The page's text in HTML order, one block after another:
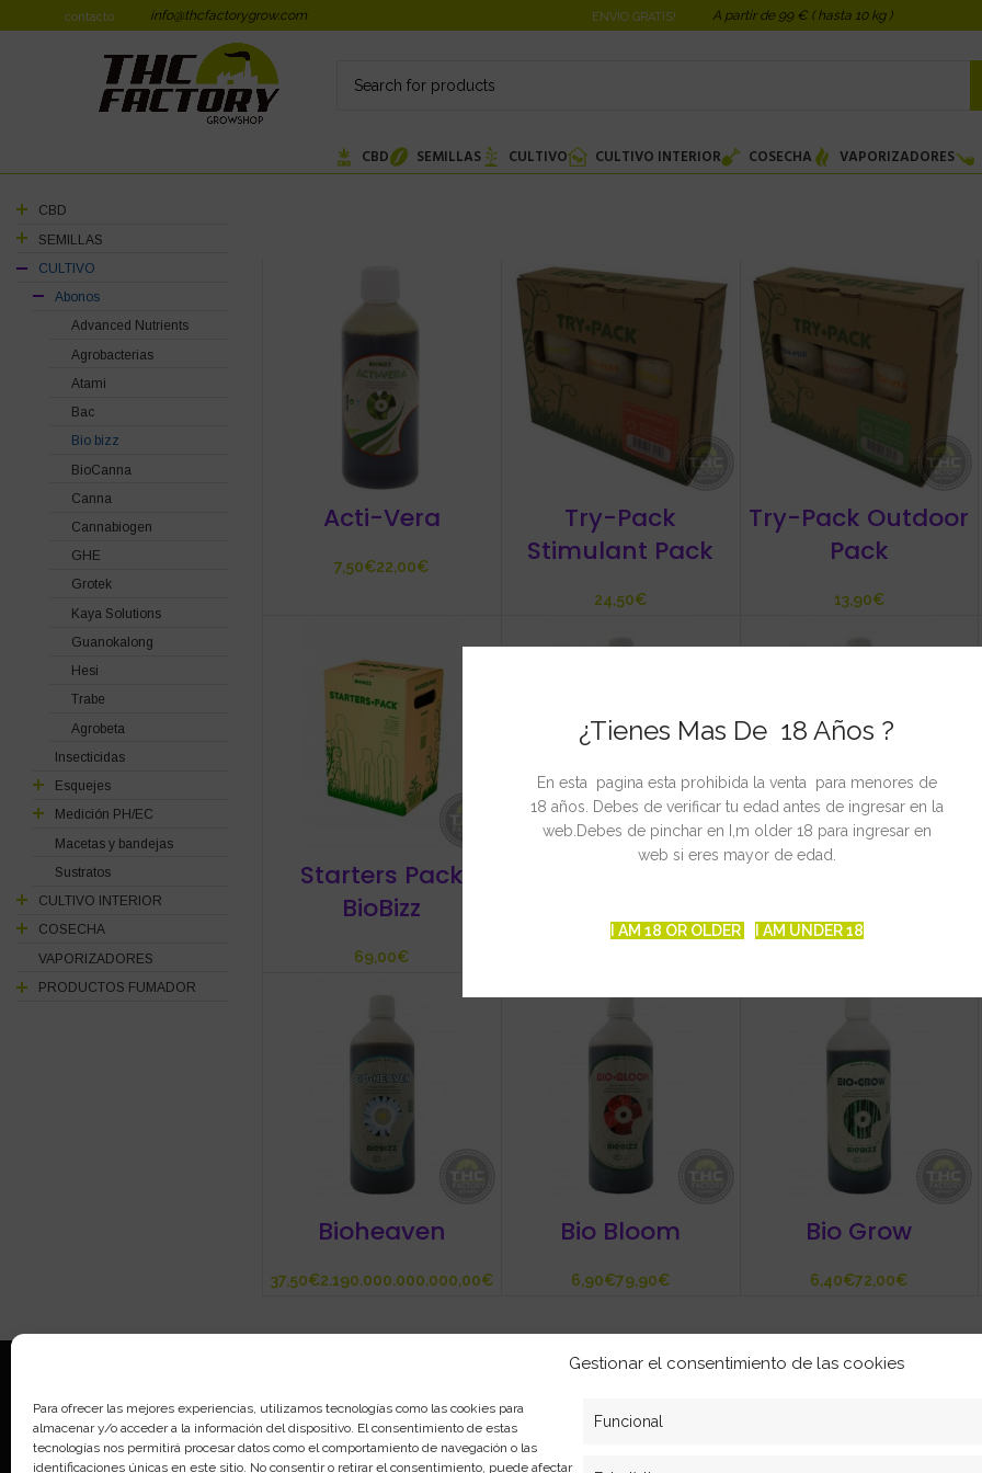
¿Tienes Mas De 18 Años ?
En esta pagina esta prohibida la venta para menores de
18 años. Debes de verificar tu edad antes de ingresar en la
web.Debes de pinchar en I,m older 18 para ingresar en
web si eres mayor de edad.
I AM 18 OR OLDER I AM UNDER 18
Gestionar el consentimiento de las cookies
Para ofrecer las mejores experiencias, utilizamos tecnologías como las cookies para
almacenar y/o acceder a la información del dispositivo. El consentimiento de estas
tecnologías nos permitirá procesar datos como el comportamiento de navegación o las
identificaciones únicas en este sitio. No consentir o retirar el consentimiento, puede afectar
Funcional
contacto info@thcfactorygrow.com ENVIO GRATIS! A partir de 99 € ( hasta 10 kg )
CBD SEMILLAS CULTIVO CULTIVO INTERIOR COSECHA VAPORIZADORES
CBD
SEMILLAS
CULTIVO
Abonos
Advanced Nutrients
Agrobacterias
Atami
Bac
Bio bizz
BioCanna
Canna
Cannabiogen
GHE
Grotek
Kaya Solutions
Guanokalong
Hesi
Trabe
Agrobeta
Insecticidas
Esquejes
Medición PH/EC
Macetas y bandejas
Sustratos
CULTIVO INTERIOR
COSECHA
VAPORIZADORES
PRODUCTOS FUMADOR
Acti-Vera
€ €
Try-Pack
Stimulant Pack
€
Try-Pack Outdoor
Pack
€
Starters Pack
BioBizz
€
€ € €
Bioheaven
€ €
Bio Bloom
€ €
Bio Grow
€ €
Política de Cookies
Política de privacidad